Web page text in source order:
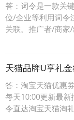
答：词令是一款关
位/企业等利用词令
关联。推广者/商家
广、分享传播等
打开目标落地页面
用用户快速进入推
何使用进入口令直
天猫品牌U享礼
答：淘宝天猫优惠
每天10:00更新最
令直达淘宝天猫淘